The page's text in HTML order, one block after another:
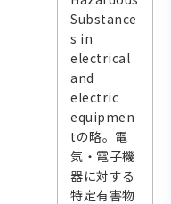
Substance
s in
electrical
and
electric
equipmen
tの略。電
気・電子機
器に対する
特定有害物